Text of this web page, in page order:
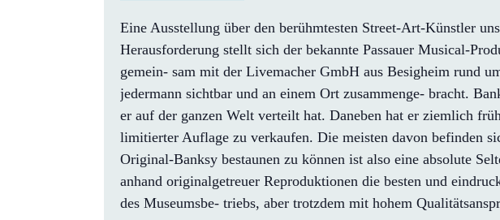
Eine Ausstellung über den berühmtesten Street-Art-Künstler
Herausforderung stellt sich der bekannte Passauer Musical-
gemein- sam mit der Livemacher GmbH aus Besigheim rund
jedermann sichtbar und an einem Ort zusammenge- bracht.
er auf der ganzen Welt verteilt hat. Daneben hat er ziemlich
limitierter Auflage zu verkaufen. Die meisten davon befinden
Original-Banksy bestaunen zu können ist also eine absolute
anhand originalgetreuer Reproduktionen die besten und
des Museumsbe- triebs, aber trotzdem mit hohem